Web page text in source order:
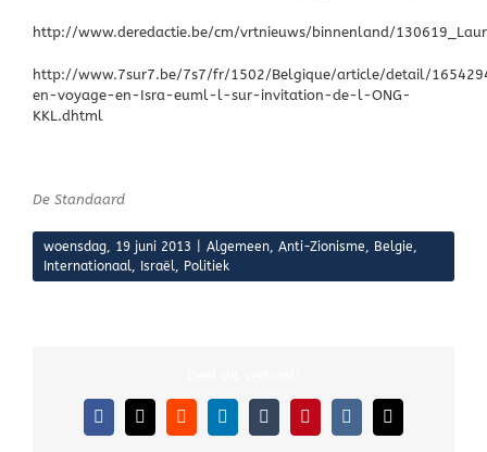
http://www.deredactie.be/cm/vrtnieuws/binnenland/
http://www.7sur7.be/7s7/fr/1502/Belgique/article/detail/
en-voyage-en-Isra-euml-l-sur-invitation-de-l-ONG-
KKL.dhtml
De Standaard
woensdag, 19 juni 2013 Algemeen, Anti-Zionisme, Belgie,
Internationaal, Israël, Politiek
Facebook
X RedditLinkedInTumblrPinterestVk
E-
mail